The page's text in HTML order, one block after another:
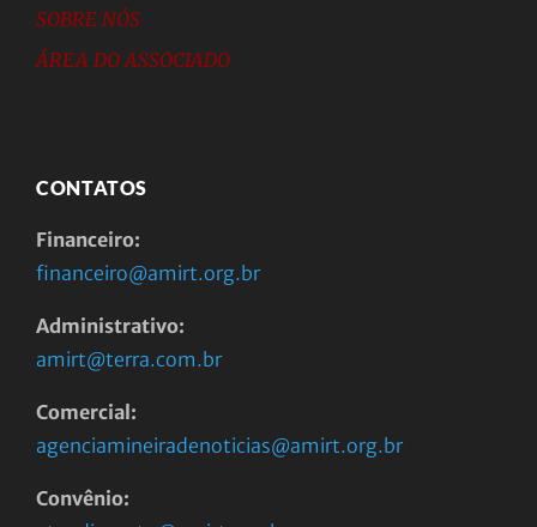
SOBRE NÓS
ÁREA DO ASSOCIADO
CONTATOS
Financeiro:
financeiro@amirt.org.br
Administrativo:
amirt@terra.com.br
Comercial:
agenciamineiradenoticias@amirt.org.br
Convênio: